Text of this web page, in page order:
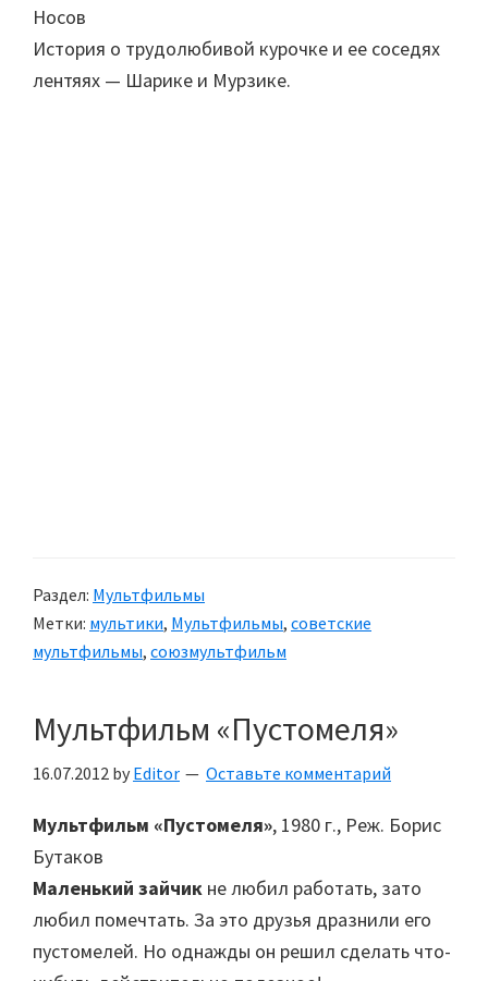
Носов
История о трудолюбивой курочке и ее соседях
лентяях — Шарике и Мурзике.
Раздел: Мультфильмы
Метки: мультики, Мультфильмы, советские
мультфильмы, союзмультфильм
Мультфильм «Пустомеля»
16.07.2012 by Editor Оставьте комментарий
Мультфильм «Пустомеля», 1980 г., Реж. Борис
Бутаков
Маленький зайчик не любил работать, зато
любил помечтать. За это друзья дразнили его
пустомелей. Но однажды он решил сделать что-